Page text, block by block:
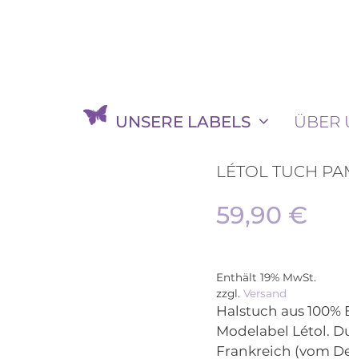
UNSERE LABELS ÜBER
LÉTOL TUCH
59,90 €
Enthält 19% MwSt.
zzgl.Versand
Halstuch aus
Modelabel Létol.
Frankreich (vom